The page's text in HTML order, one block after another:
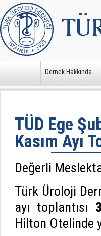
Dernek Hakkında
TÜD Ege
Kasım Ayı
Değerli
Türk Üroloji
ayı toplantısı
Hilton Otelinde